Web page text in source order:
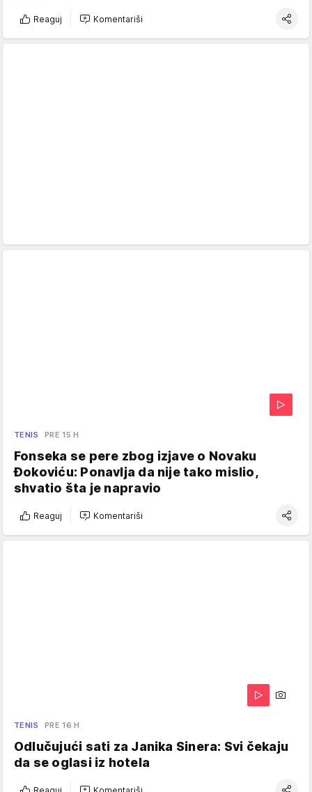
Reaguj Komentariši
TENIS PRE 15 H
Fonseka se pere zbog izjave o Novaku
Đokoviću: Ponavlja da nije tako mislio,
shvatio šta je napravio
Reaguj Komentariši
TENIS PRE 16 H
Odlučujući sati za Janika Sinera: Svi čekaju
da se oglasi iz hotela